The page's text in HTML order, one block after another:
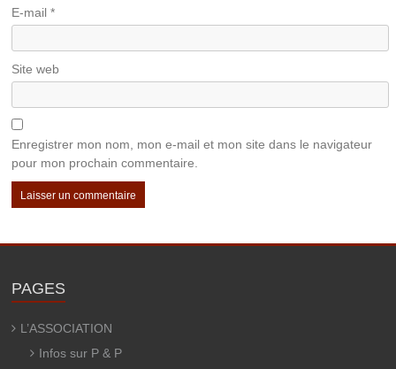
E-mail*
Site web
Enregistrer mon nom, mon e-mail et mon site dans le navigateur
pour mon prochain commentaire.
PAGES
L’ASSOCIATION
Infos sur P & P